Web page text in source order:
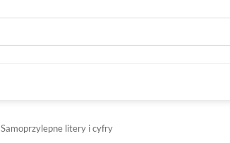
Samoprzylepne litery i cyfry